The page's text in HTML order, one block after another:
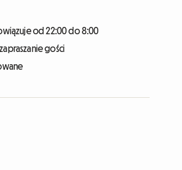
od 22:00 do 8:00
gości